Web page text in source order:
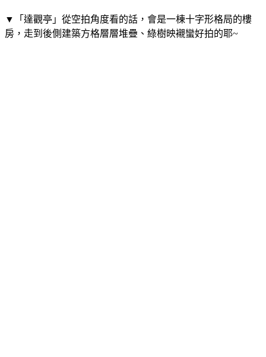
▼「達觀亭」從空拍角度看的話，會是一棟十字形格局的樓
房，走到後側建築方格層層堆疊、綠樹映襯蠻好拍的耶~